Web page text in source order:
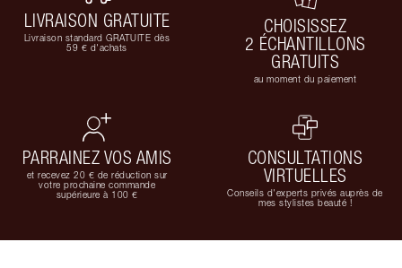
LIVRAISON GRATUITE
Livraison standard GRATUITE dès
59 € d'achats
CHOISISSEZ
2 ÉCHANTILLONS
GRATUITS
au moment du paiement
PARRAINEZ VOS AMIS
et recevez 20 € de réduction sur
votre prochaine commande
supérieure à 100 €
CONSULTATIONS
VIRTUELLES
Conseils d'experts privés auprès de
mes stylistes beauté !